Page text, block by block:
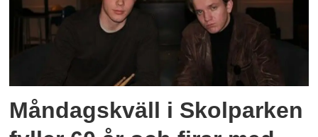
Måndagskväll i Skolparken